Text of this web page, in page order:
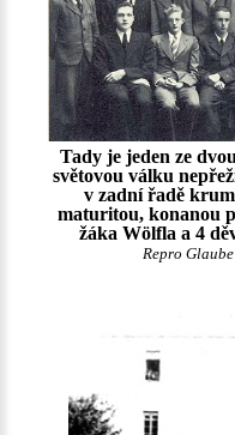
Tady je jeden ze
světovou válku
v zadní řadě
maturitou, konanou
žáka Wölfla a 4
Repro